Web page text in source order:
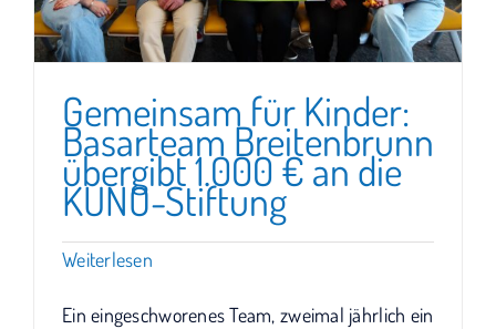
Gemeinsam für Kinder:
Basarteam Breitenbrunn
übergibt 1.000 € an die
KUNO-Stiftung
Weiterlesen
Ein eingeschworenes Team, zweimal jährlich ein